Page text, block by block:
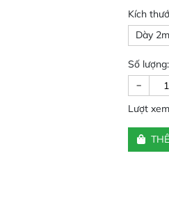
Kích
Dày
Số lượng:
-
Lượt